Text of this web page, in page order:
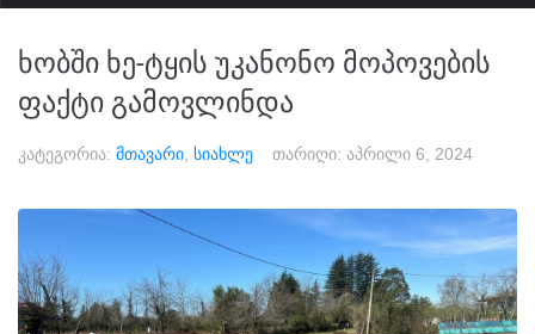
ხობში ხე-ტყის უკანონო მოპოვების
ფაქტი გამოვლინდა
კატეგორია: მთავარი სიახლე თარიღი: აპრილი 6, 2024